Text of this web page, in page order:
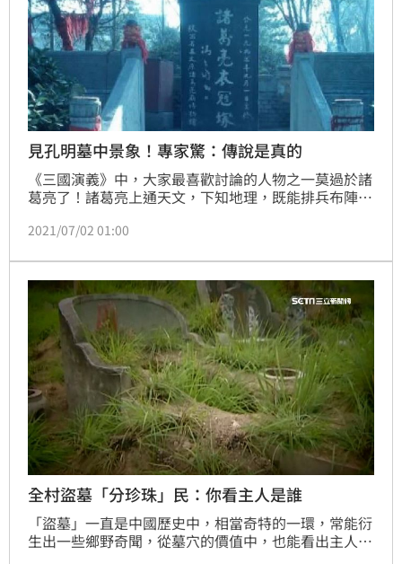
見孔明墓中景象！專家驚：傳說是真的
《三國演義》中，大家最喜歡討論的人物之一莫過於諸
葛亮了！諸葛亮上通天文，下知地理，既能排兵布陣，
史料都記載，諸葛亮能預測百年後的事情。據傳，諸葛
安排；後來考古學家進入諸葛亮的墓穴一看，對於墓中
的景象大為吃驚：「原來傳說是真的！」(記者唐家興)
2021/07/02 01:00
全村盜墓「分珍珠」民：你看主人是誰
「盜墓」一直是中國歷史中，相當奇特的一環，常能衍
生出一些鄉野奇聞，從墓穴的價值中，也能看出主人生